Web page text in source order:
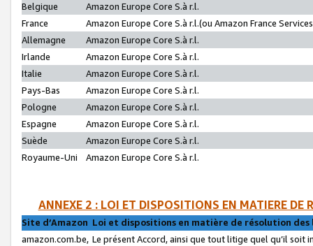
Belgique
Amazon Europe Core S.à r.l.
France
Amazon Europe Core S.à r.l.(ou Amazon France
Allemagne
Amazon Europe Core S.à r.l.
Irlande
Amazon Europe Core S.à r.l.
Italie
Amazon Europe Core S.à r.l.
Pays-Bas
Amazon Europe Core S.à r.l.
Pologne
Amazon Europe Core S.à r.l.
Espagne
Amazon Europe Core S.à r.l.
Suède
Amazon Europe Core S.à r.l.
Royaume-Uni
Amazon Europe Core S.à r.l.
ANNEXE 2 : LOI ET DISPOSITIONS EN MATIERE DE
Site d’Amazon Loi et dispositions en matière de résolution
amazon.com.be, Le présent Accord, ainsi que tout litige quel qu’il soit